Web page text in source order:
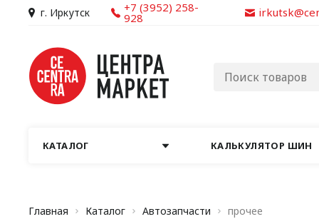
г. Иркутск +7 (3952) 258-
928
КАТАЛОГ КАЛЬКУЛЯТОР ШИН
Главная Каталог Автозапчасти прочее